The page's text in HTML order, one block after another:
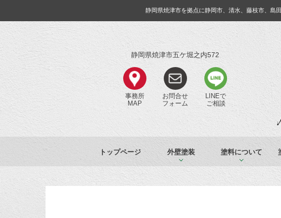
静岡県焼津市を拠点に静岡市、清水、藤枝市、島
静岡県焼津市五ケ堀之内572
事務所
MAP
お問合せ
フォーム
LINEで
ご相談
トップページ 外壁塗装 塗料について